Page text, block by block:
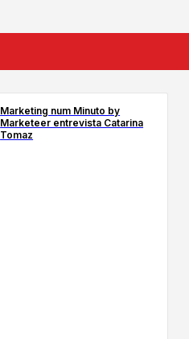
Marketing num Minuto by
Marketeer entrevista Catarina
Tomaz